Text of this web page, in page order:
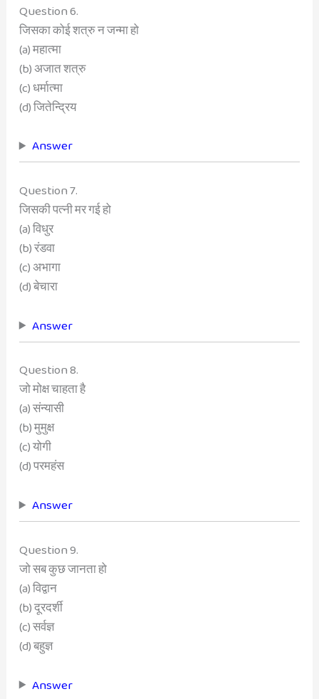
Question 6.
जिसका कोई शत्रु न जन्मा हो
(a) महात्मा
(b) अजात शत्रु
(c) धर्मात्मा
(d) जितेन्द्रिय
Answer
Question 7.
जिसकी पत्नी मर गई हो
(a) विधुर
(b) रंडवा
(c) अभागा
(d) बेचारा
Answer
Question 8.
जो मोक्ष चाहता है
(a) संन्यासी
(b) मुमुक्ष
(c) योगी
(d) परमहंस
Answer
Question 9.
जो सब कुछ जानता हो
(a) विद्वान
(b) दूरदर्शी
(c) सर्वज्ञ
(d) बहुज्ञ
Answer